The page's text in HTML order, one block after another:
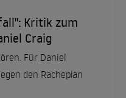
Kritik zum
Craig
Für Daniel
den Racheplan